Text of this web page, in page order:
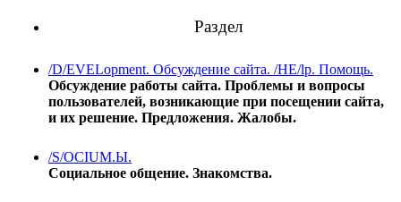
Раздел
/D/EVELopment. Обсуждение сайта. /HE/lp. Помощь.
Обсуждение работы сайта. Проблемы и вопросы
пользователей, возникающие при посещении сайта,
и их решение. Предложения. Жалобы.
/S/OCIUM.Ы.
Социальное общение. Знакомства.